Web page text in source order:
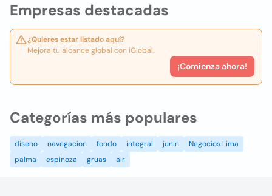
Empresas destacadas
¿Quieres estar listado aquí?
Mejora tu alcance global con iGlobal.
¡Comienza ahora!
Categorías más populares
diseno navegacion fondo integral junin
Negocios Lima
palma
espinoza gruas air